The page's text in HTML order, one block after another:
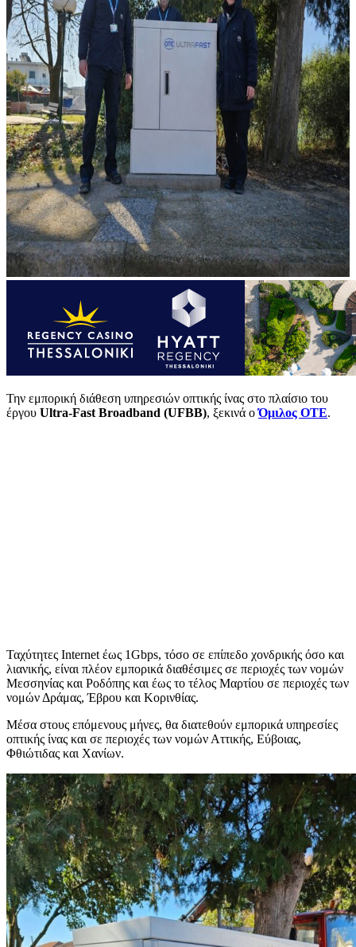
Την εμπορική διάθεση υπηρεσιών οπτικής ίνας στο πλαίσιο του
έργου Ultra-Fast Broadband (UFBB), ξεκινά οΌμιλος ΟΤΕ.
Ταχύτητες Internet έως 1Gbps, τόσο σε επίπεδο χονδρικής όσο και
λιανικής, είναι πλέον εμπορικά διαθέσιμες σε περιοχές των νομών
Μεσσηνίας και Ροδόπης και έως το τέλος Μαρτίου σε περιοχές των
νομών Δράμας, Έβρου και Κορινθίας.
Μέσα στους επόμενους μήνες, θα διατεθούν εμπορικά υπηρεσίες
οπτικής ίνας και σε περιοχές των νομών Αττικής, Εύβοιας,
Φθιώτιδας και Χανίων.